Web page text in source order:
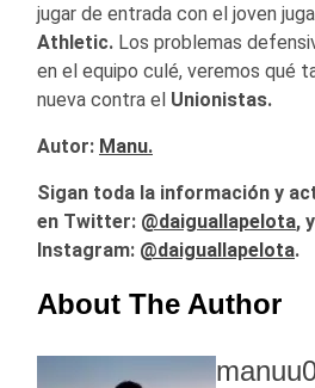
jugar de entrada con el joven
Athletic. Los problemas
en el equipo culé, veremos qué
nueva contra el Unionistas.
Autor: Manu.
Sigan toda la información y
en Twitter: @daiguallapelota,
Instagram: @daiguallapelota.
About The Author